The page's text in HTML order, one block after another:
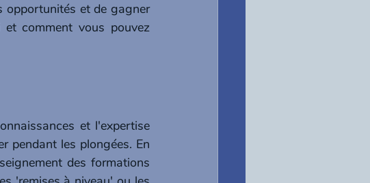
opportunités et de gagner
comment vous pouvez
et l'expertise
pendant les plongées. En
des formations